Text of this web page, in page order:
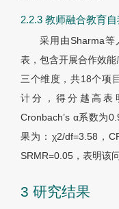
2.2.3 教师融合教育
采用由Sharma
表，包含开展合作效
三个维度，共18个项
计分，得分越高表
Cronbach’s α系数为
果为： χ2/df=3.58，
SRMR=0.05，表明该
3 研究结果